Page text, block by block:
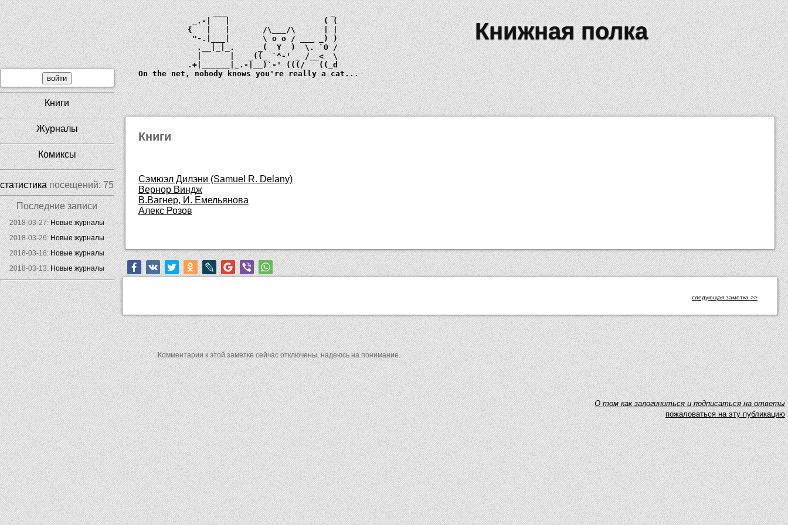
             ___
               _
         _.-|   |
              ( (
        {   |   |
/\___/\      | |
         "-.|___|
\ o o
/ ___ _) )
          .__|_|_.
_(  Y  )  \. `O /
          |      |   _
((_ `^-' _ /__<  \
        .+|______|_.-|__)
`-' (((/   ((_d
  On the net, nobody knows you're really a cat...
Книжная полка
Книги
Сэмюэл Дилэни (Samuel R. Delany)
Вернор Виндж
В.Вагнер, И. Емельянова
Алекс Розов
следующая заметка >>
Комментарии к этой заметке сейчас отключены, надеюсь на понимание.
Книги
Журналы
Комиксы
статистикапосещений:75
Последние записи
2018-03-27:Новые журналы
2018-03-26:Новые журналы
2018-03-16:Новые журналы
2018-03-13:Новые журналы
O том как залогиниться и подписаться на ответы
пожаловаться на эту публикацию